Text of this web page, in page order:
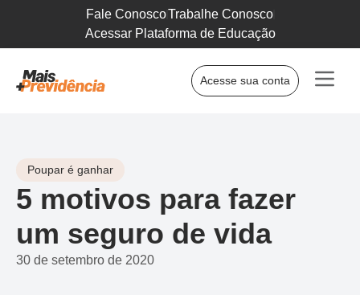
Fale ConoscoTrabalhe Conosco
Acessar Plataforma de Educação
Acesse sua conta
Poupar é ganhar
5 motivos para fazer
um seguro de vida
30 de setembro de 2020